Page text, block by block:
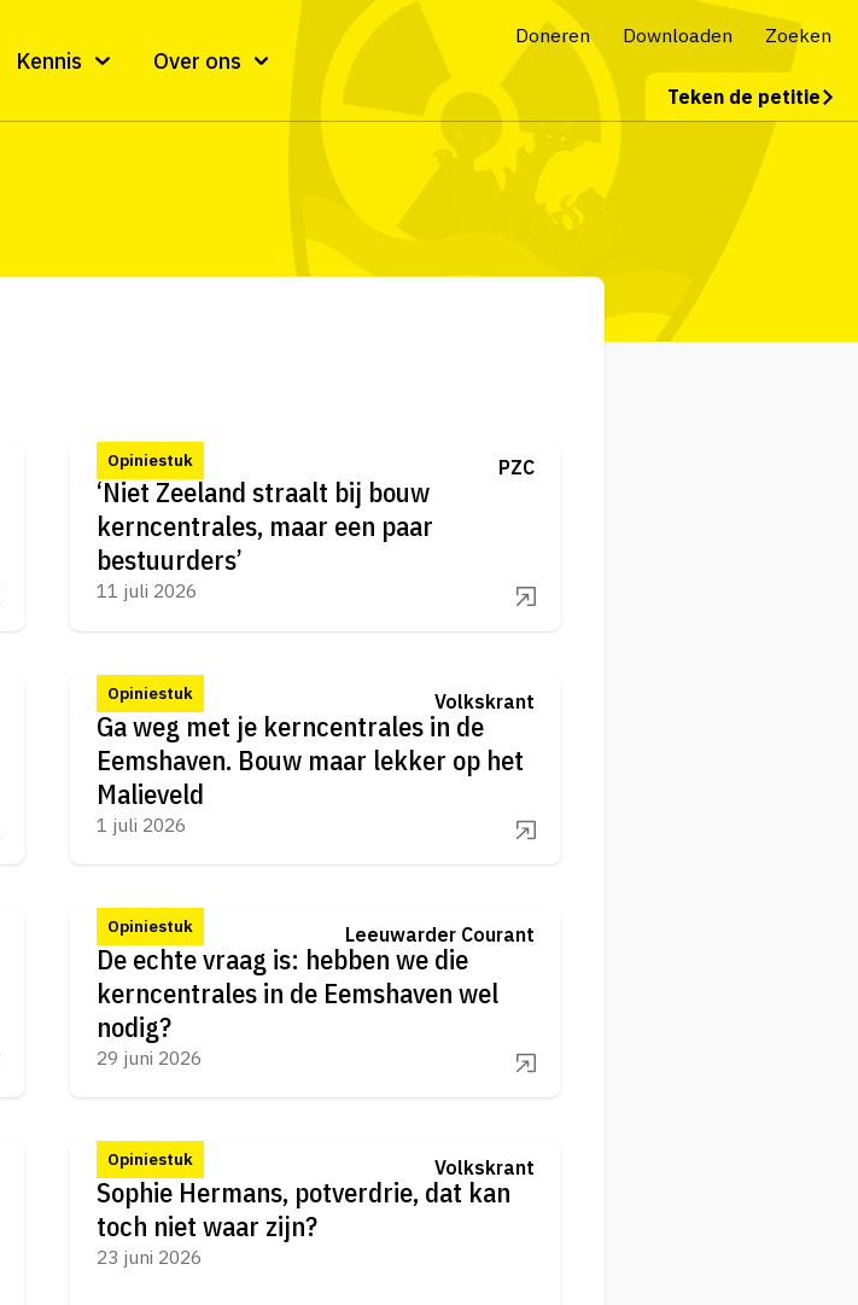
Kennis Over ons
Doneren Downloaden Zoeken
Teken de petitie
Opiniestuk PZC
‘Niet Zeeland straalt bij bouw
kerncentrales, maar een paar
bestuurders’
11 juli 2026
Opiniestuk Volkskrant
Ga weg met je kerncentrales in de
Eemshaven. Bouw maar lekker op het
Malieveld
1 juli 2026
Opiniestuk Leeuwarder Courant
De echte vraag is: hebben we die
kerncentrales in de Eemshaven wel
nodig?
29 juni 2026
Opiniestuk Volkskrant
Sophie Hermans, potverdrie, dat kan
toch niet waar zijn?
23 juni 2026